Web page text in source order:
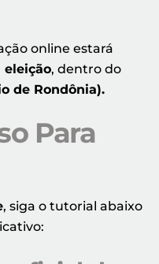
online estará
eleição, dentro do
de Rondônia).
Para
, siga o tutorial abaixo